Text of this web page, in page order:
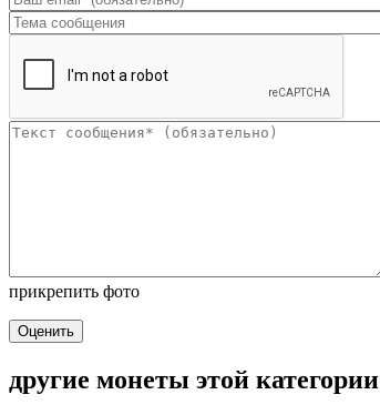
прикрепить фото
Оценить
другие монеты этой категории